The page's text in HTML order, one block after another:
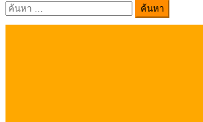
ค้นหา
สำหรับ: